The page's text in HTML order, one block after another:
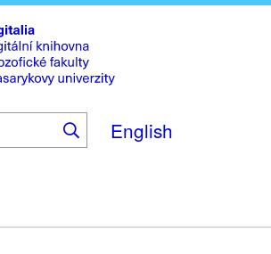
to
main
content
English
KontaktDigitalia